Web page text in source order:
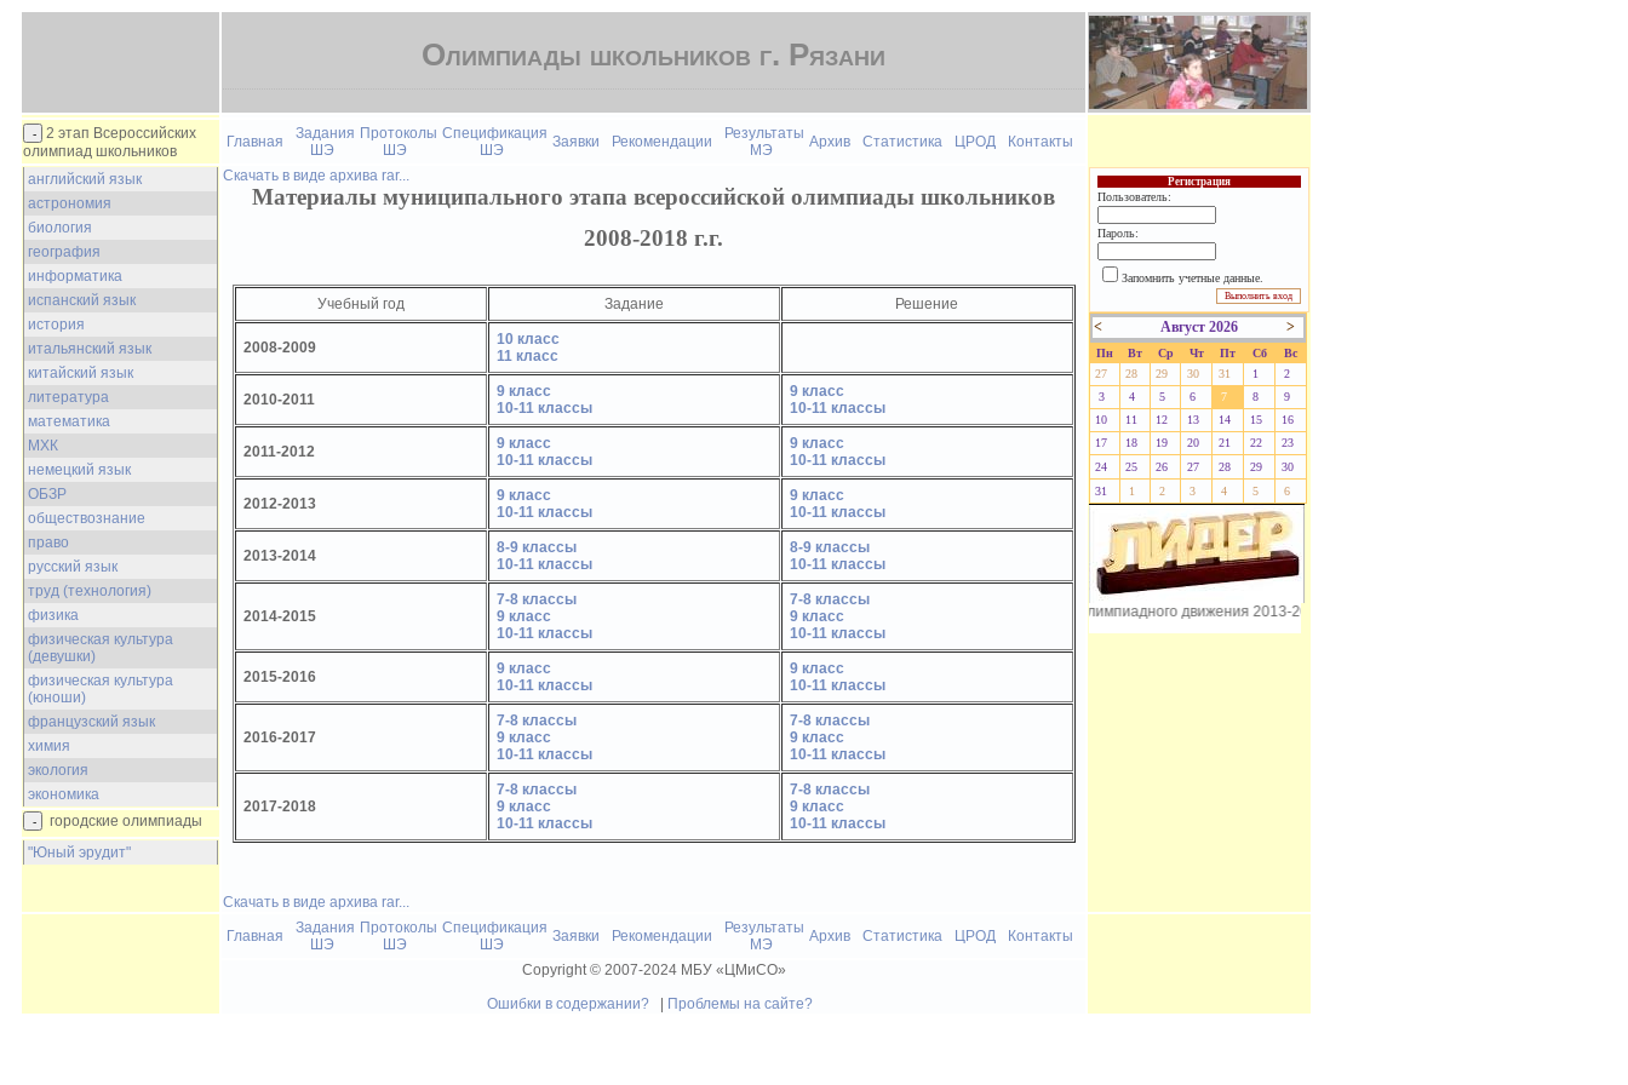
Олимпиады школьников г. Рязани
Регистрация
Пользователь:
Пароль:
Запомнить учетные данные.
< Август 2026 >
Пн Вт Ср Чт Пт Сб
Вс
27
28 29 30 31 1
2
3
4 5 6 7 8
9
10
11 12 13 14 15
16
17
18 19 20 21 22
23
24
25 26 27 28 29
30
31
1 2 3 4 5 6
Лицей №4 - лидер олимпиадного движения 2013-2016 гг.
2 этап Всероссийских
олимпиад школьников
Главная
Задания
ШЭ
Протоколы
ШЭ
Спецификация
ШЭ
Заявки Рекомендации
Результаты
МЭ
Архив Статистика ЦРОД Контакты
английский язык
астрономия
биология
география
информатика
испанский язык
история
итальянский язык
китайский язык
литература
математика
МХК
немецкий язык
ОБЗР
обществознание
право
русский язык
труд (технология)
физика
физическая культура
(девушки)
физическая культура
(юноши)
французский язык
химия
экология
экономика
Скачать в виде архива rar...
Материалы муниципального этапа всероссийской олимпиады школьников
2008-2018 г.г.
Учебный год Задание Решение
2008-2009
10 класс
11 класс
2010-2011
9 класс
10-11 классы
9 класс
10-11 классы
2011-2012
9 класс
10-11 классы
9 класс
10-11 классы
2012-2013
9 класс
10-11 классы
9 класс
10-11 классы
2013-2014
8-9 классы
10-11 классы
8-9 классы
10-11 классы
2014-2015
7-8 классы
9 класс
10-11 классы
7-8 классы
9 класс
10-11 классы
2015-2016
9 класс
10-11 классы
9 класс
10-11 классы
2016-2017
7-8 классы
9 класс
10-11 классы
7-8 классы
9 класс
10-11 классы
2017-2018
7-8 классы
9 класс
10-11 классы
7-8 классы
9 класс
10-11 классы
Скачать в виде архива rar...
городские олимпиады
"Юный эрудит"
Главная
Задания
ШЭ
Протоколы
ШЭ
Спецификация
ШЭ
Заявки Рекомендации
Результаты
МЭ
Архив Статистика ЦРОД
Контакты
Copyright © 2007-2024 МБУ «ЦМиСО»
Ошибки в содержании?
Проблемы на сайте?